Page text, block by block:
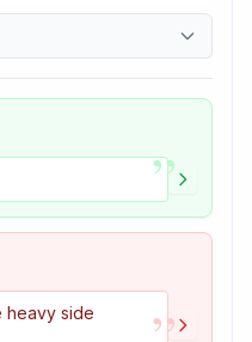
9.7
4.7
”
heavy side